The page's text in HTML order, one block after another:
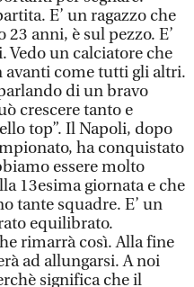
E’ un ragazzo che
anni, è sul pezzo. E’
Vedo un calciatore che
avanti come tutti gli altri.
di un bravo
crescere tanto e
top”. Il Napoli, dopo
ha conquistato
essere molto
13esima giornata e che
tante squadre. E’ un
equilibrato.
rimarrà così. Alla fine
ad allungarsi. A noi
significa che il